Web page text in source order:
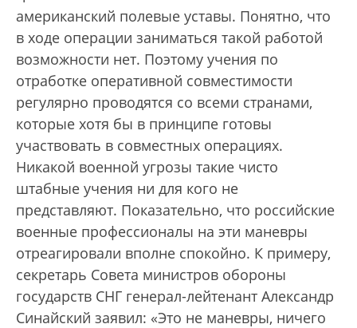
американский полевые уставы. Понятно, что
в ходе операции заниматься такой работой
возможности нет. Поэтому учения по
отработке оперативной сов­местимости
регулярно проводятся со всеми странами,
которые хотя бы в принципе готовы
участвовать в совместных операциях.
Никакой военной угрозы такие чисто
штабные учения ни для кого не
представляют. Показательно, что российские
военные профессионалы на эти маневры
отреагировали вполне спокойно. К примеру,
секретарь Совета министров обороны
государств СНГ генерал-лейтенант Александр
Синайский заявил: «Это не маневры, ничего